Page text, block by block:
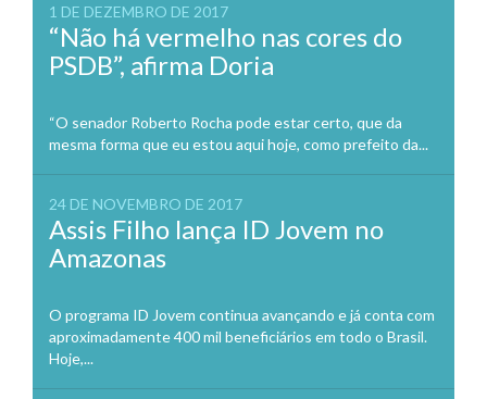
1 DE DEZEMBRO DE 2017
“Não há vermelho nas cores do
PSDB”, afirma Doria
“O senador Roberto Rocha pode estar certo, que da
mesma forma que eu estou aqui hoje, como prefeito da...
24 DE NOVEMBRO DE 2017
Assis Filho lança ID Jovem no
Amazonas
O programa ID Jovem continua avançando e já conta com
aproximadamente 400 mil beneficiários em todo o Brasil.
Hoje,...